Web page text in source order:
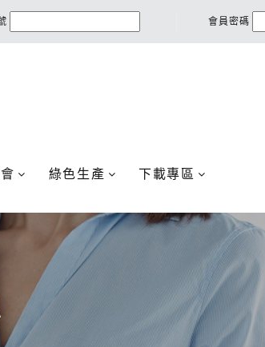
會員密碼
綠色生產 下載專區